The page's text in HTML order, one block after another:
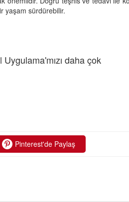
yaşam sürdürebilir.
daha çok
Pinterest'de Paylaş